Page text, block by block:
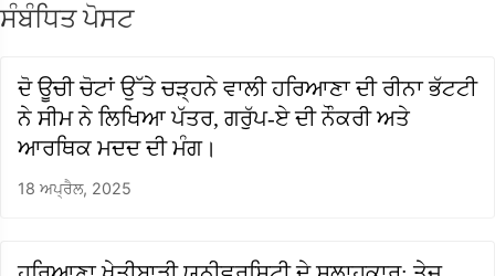
ਸੰਬੰਧਿਤ ਪੋਸਟ
ਦੋ ਊਚੀ ਚੋਟਾਂ ਉੱਤੇ ਚੜ੍ਹਨੇ ਵਾਲੀ ਹਰਿਆਣਾ ਦੀ ਰੀਨਾ ਭੱਟਟੀ
ਨੇ ਸੀਮ ਨੇ ਲਿਖਿਆ ਪੱਤਰ, ਗਰੁੱਪ-ਏ ਦੀ ਨੌਕਰੀ ਅਤੇ
ਆਰਥਿਕ ਮਦਦ ਦੀ ਮੰਗ।
18 ਅਪ੍ਰੈਲ, 2025